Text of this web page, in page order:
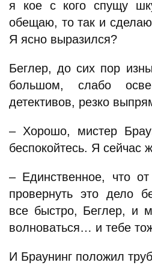
я кое с кого спущу
обещаю, то так и
Я ясно выразился?
Беглер, до сих пор
большом, слабо
детективов, резко
– Хорошо, мистер
беспокойтесь. Я сейчас
– Единственное, что
провернуть это дело
все быстро, Беглер, и
волноваться… и тебе
И Браунинг положил